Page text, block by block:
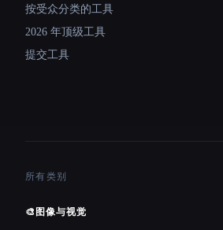
按受众分类的工具
2026 年顶级工具
提交工具
所有类别
🎨 图像与视觉